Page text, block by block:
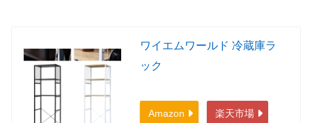
ワイエムワールド 冷蔵庫ラ
ック
Amazon 楽天市場